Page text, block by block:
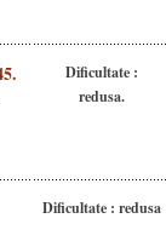
Dificultate :
redusa.
Dificultate : redusa